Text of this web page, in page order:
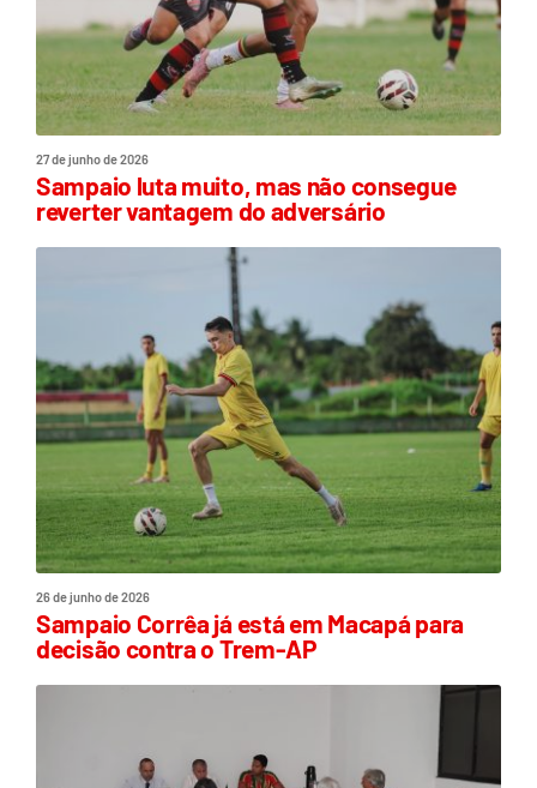
27 de junho de 2026
Sampaio luta muito, mas não consegue
reverter vantagem do adversário
26 de junho de 2026
Sampaio Corrêa já está em Macapá para
decisão contra o Trem-AP